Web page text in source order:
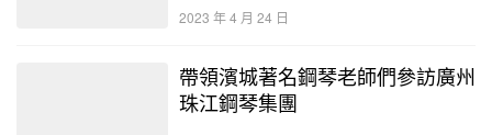
2023 年 4 月 24 日
帶領濱城著名鋼琴老師們參訪廣州
珠江鋼琴集團